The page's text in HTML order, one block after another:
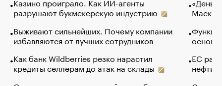
разрушают букмекерскую индустрию
Выживают сильнейших. Почему компании
избавляются от лучших сотрудников
Как банк Wildberries резко нарастил
кредиты селлерам до атак на склады
Маск в
основ
ЕС
нефти